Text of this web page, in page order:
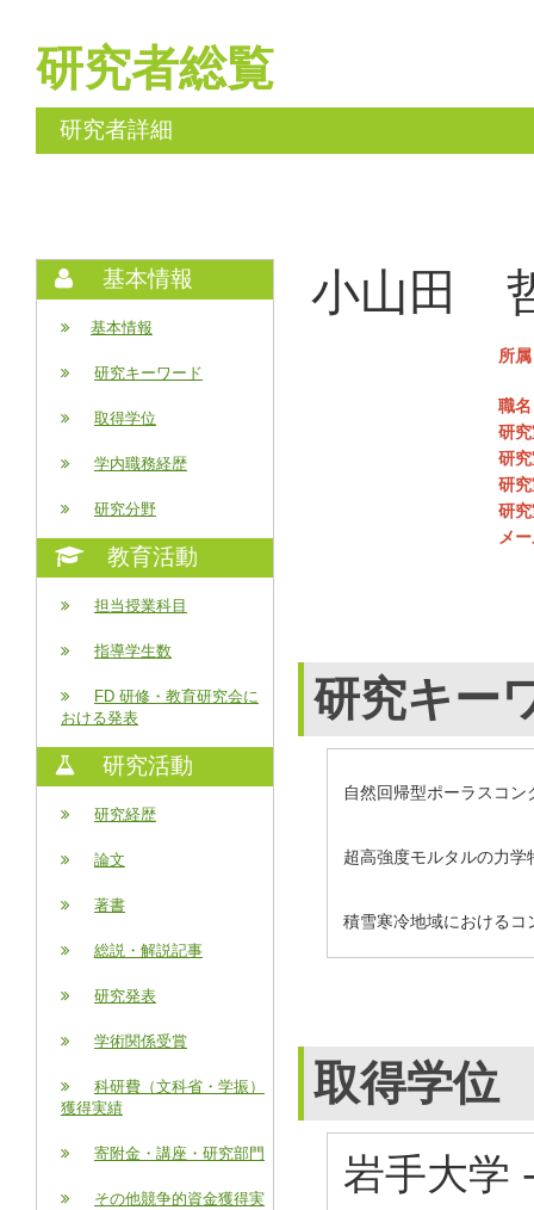
研究者総覧
研究者詳細
基本情報
基本情報
研究キーワード
取得学位
学内職務経歴
研究分野
教育活動
担当授業科目
指導学生数
FD 研修・教育研究会に
おける発表
研究活動
研究経歴
論文
著書
総説・解説記事
研究発表
学術関係受賞
科研費（文科省・学振）
獲得実績
寄附金・講座・研究部門
その他競争的資金獲得実
小山田
所属
職名
研
研
研
研
メ
研究キー
自然回帰型ポーラスコン
超高強度モルタルの力学
積雪寒冷地域におけるコ
取得学位
岩手大学